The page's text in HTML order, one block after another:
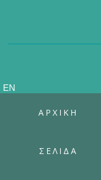
EN
ΑΡΧΙΚΗ
ΣΕΛΙΔΑ